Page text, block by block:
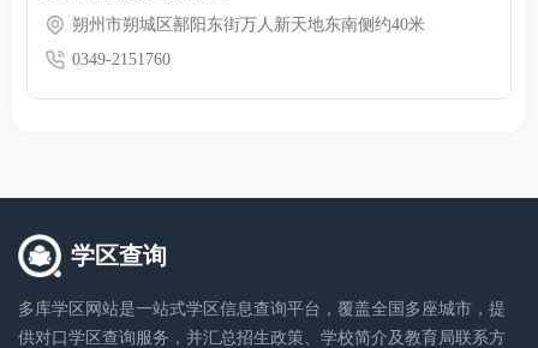
朔州市朔城区鄯阳东街万人新天地东南侧约40米
0349-2151760
学区查询
多库学区网站是一站式学区信息查询平台，覆盖全国多座城市，提
供对口学区查询服务，并汇总招生政策、学校简介及教育局联系方